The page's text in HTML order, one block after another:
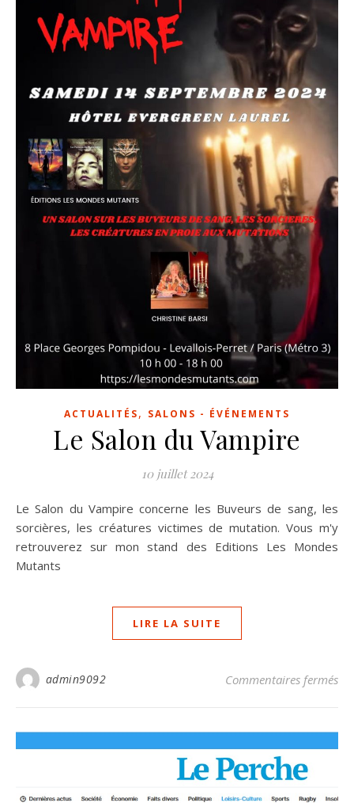
ACTUALITÉS, SALONS - ÉVÉNEMENTS
Le Salon du Vampire
10 juillet 2024
Le Salon du Vampire concerne les Buveurs de sang, les
sorcières, les créatures victimes de mutation. Vous m'y
retrouverez sur mon stand des Editions Les Mondes
Mutants
LIRE LA SUITE
admin9092 Commentaires fermés